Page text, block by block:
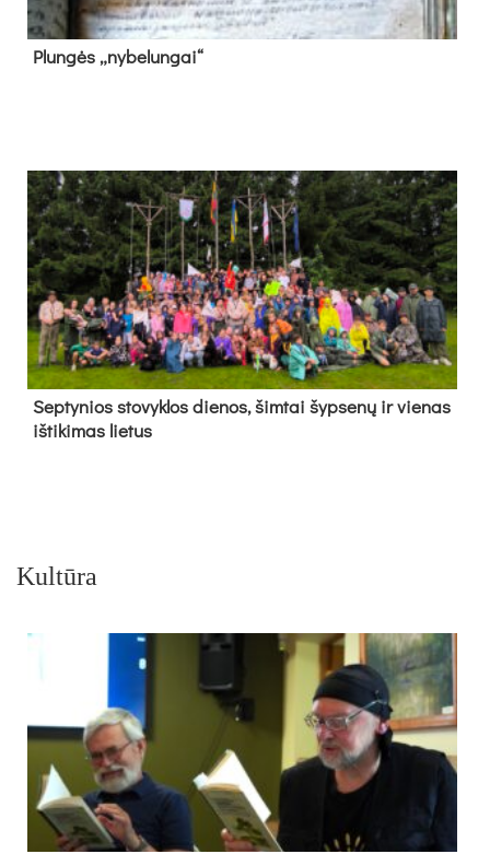
Plun­gės „ny­be­lun­gai“
Sep­ty­nios sto­vyk­los die­nos, šim­tai šyp­se­nų ir vie­nas
iš­ti­ki­mas lie­tus
Kultūra